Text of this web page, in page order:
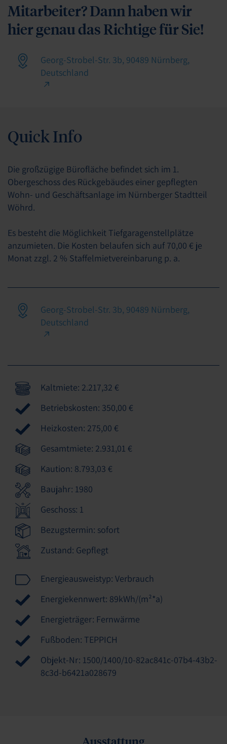
Mitarbeiter? Dann haben wir
hier genau das Richtige für Sie!
Georg-Strobel-Str. 3b, 90489 Nürnberg,
Deutschland
Quick Info
Die großzügige Bürofläche befindet sich im 1.
Obergeschoss des Rückgebäudes einer gepflegten
Wohn- und Geschäftsanlage im Nürnberger Stadtteil
Wöhrd.
Es besteht die Möglichkeit Tiefgaragenstellplätze
anzumieten. Die Kosten belaufen sich auf 70,00 € je
Monat zzgl. 2 % Staffelmietvereinbarung p. a.
Georg-Strobel-Str. 3b, 90489 Nürnberg,
Deutschland
Kaltmiete: 2.217,32 €
Betriebskosten: 350,00 €
Heizkosten: 275,00 €
Gesamtmiete: 2.931,01 €
Kaution: 8.793,03 €
Baujahr: 1980
Geschoss: 1
Bezugstermin: sofort
Zustand: Gepflegt
Energieausweistyp: Verbrauch
Energiekennwert: 89kWh/(m²*a)
Energieträger: Fernwärme
Fußboden: TEPPICH
Objekt-Nr: 1500/1400/10-82ac841c-07b4-43b2-
8c3d-b6421a028679
Ausstattung